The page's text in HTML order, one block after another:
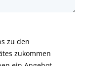
zu den
zukommen